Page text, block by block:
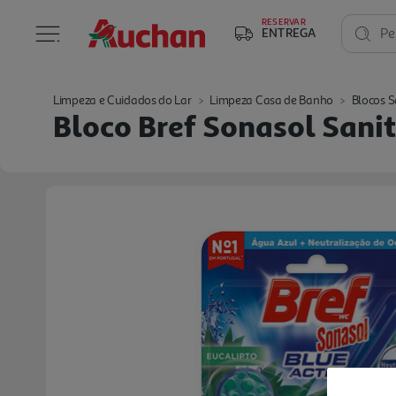
RESERVAR
ENTREGA
Limpeza e Cuidados do Lar Limpeza Casa de Banho Blocos
Bloco Bref Sonasol